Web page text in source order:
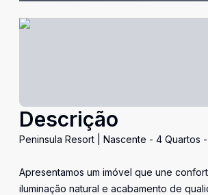
Descrição
Peninsula Resort | Nascente - 4 Quartos
Apresentamos um imóvel que une
iluminação natural e acabamento de